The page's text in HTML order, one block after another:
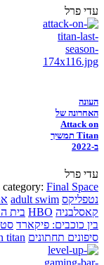
עדי פרל
העונה
האחרונה של
Attack on
Titan תמשיך
ב-2022
עדי פרל
Final Space
נטפליקס adult swim
קאסלבניה HBO בית
בין כוכבים: פיקארד
סיפונים תחתונים titan